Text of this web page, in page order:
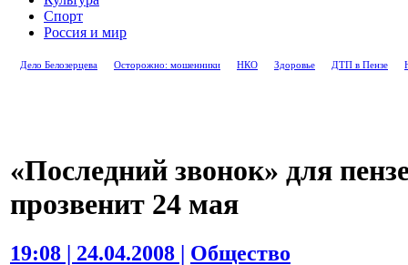
Спорт
Россия и мир
Дело Белозерцева Осторожно: мошенники НКО Здоровье ДТП в Пензе
«Последний звонок» для
прозвенит 24 мая
19:08 | 24.04.2008 | Общество